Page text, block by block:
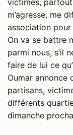
victimes,
m’agresse, me
association pour
On va se battre
parmi nous, s’il
faire de lui ce
Oumar annonce
partisans,
différents
dimanche